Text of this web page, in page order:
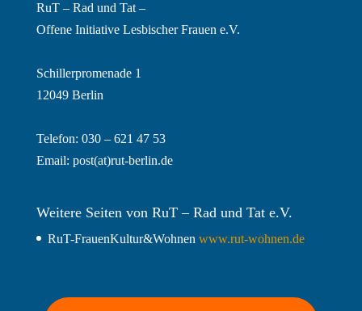
RuT – Rad und Tat –
Offene Initiative Lesbischer Frauen e.V.
Schillerpromenade 1
12049 Berlin
Telefon: 030 – 621 47 53
Email: post(at)rut-berlin.de
Weitere Seiten von RuT – Rad und Tat e.V.
RuT-FrauenKultur&Wohnen www.rut-wohnen.de